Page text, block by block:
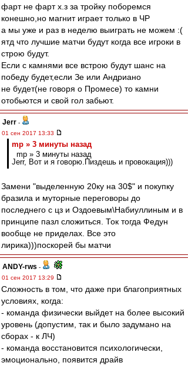
фарт не фарт х.з за тройку поборемся
конешно,но магнит играет только в ЧР
а мы уже и раз в неделю выиграть не можем :(
ятд что лучшие матчи будут когда все игроки в
строю будут.
Если с камнями все встрою будут шанс на
победу будет,если Зе или Андриано
не будет(не говоря о Промесе) то камни
отобьются и свой гол забьют.
Jerr -
01 сен 2017 13:33
mp » 3 минуты назад
mp » 3 минуты назад
Jerr, Вот и я говорю.Пиздешь и провокация)))
Замени "выделенную 20ку на 30$" и покупку
бразила и муторные переговоры до
последнего с цз и Оздоевым\Набиуллиным и в
принципе пазл сложиться. Ток тогда Федун
вообще не приделах. Все это
лирика)))поскорей бы матчи
ANDY-rws -
01 сен 2017 13:29
Сложность в том, что даже при благоприятных
условиях, когда:
- команда физически выйдет на более высокий
уровень (допустим, так и было задумано на
сборах - к ЛЧ)
- команда восстановится психологически,
эмоционально, появится драйв